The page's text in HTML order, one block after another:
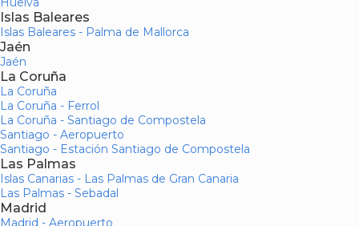
Islas Baleares
Islas Baleares - Palma de Mallorca
Jaén
Jaén
La Coruña
La Coruña
La Coruña - Ferrol
La Coruña - Santiago de Compostela
Santiago - Aeropuerto
Santiago - Estación Santiago de Compostela
Las Palmas
Islas Canarias - Las Palmas de Gran Canaria
Las Palmas - Sebadal
Madrid
Madrid - Aeropuerto